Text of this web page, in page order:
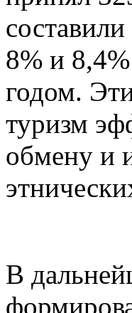
8% и
годом.
туризм
обмену и
В